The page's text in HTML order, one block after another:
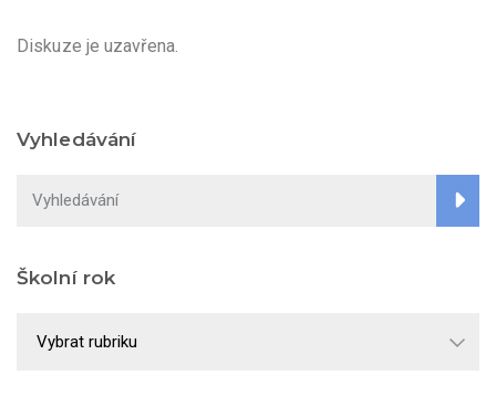
Diskuze je uzavřena.
Vyhledávání
Školní rok
rok